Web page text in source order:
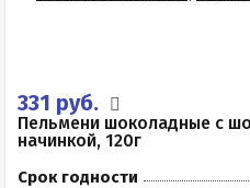
331 руб.
Пельмени шоколадные с
начинкой, 120г
Срок годности